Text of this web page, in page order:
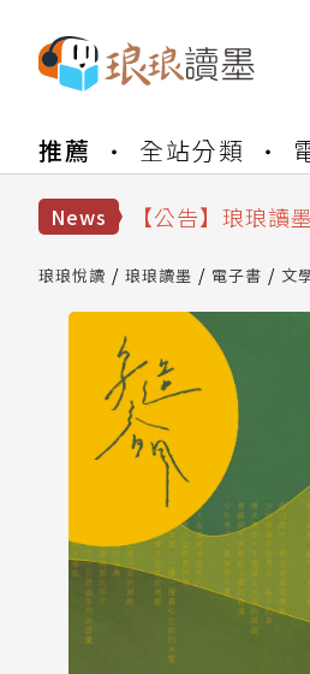
推薦 全站分類
News
【公告】琅琅讀
【公告】琅琅讀
【公告】琅琅讀
琅琅悅讀 琅琅讀墨 電子書 文